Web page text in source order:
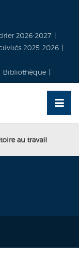
2026-2027
2025-2026
Bibliothèque
au travail